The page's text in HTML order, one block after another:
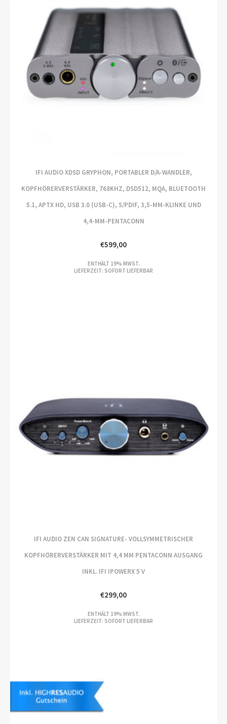
IFI AUDIO XDSD GRYPHON, PORTABLER D/A-WANDLER,
KOPFHÖRERVERSTÄRKER, 768KHZ, DSD512, MQA, BLUETOOTH
5.1, APTX HD, USB 3.0 (USB-C), S/PDIF, 3,5-MM-KLINKE UND
4,4-MM-PENTACONN
€599,00
ENTHÄLT 19% MWST.
LIEFERZEIT: SOFORT LIEFERBAR
IFI AUDIO ZEN CAN SIGNATURE- VOLLSYMMETRISCHER
KOPFHÖRERVERSTÄRKER MIT 4,4 MM PENTACONN AUSGANG
INKL. IFI IPOWERX 5 V
€299,00
ENTHÄLT 19% MWST.
LIEFERZEIT: SOFORT LIEFERBAR